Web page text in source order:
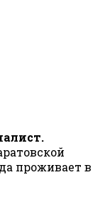
проживает в